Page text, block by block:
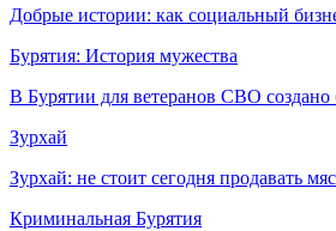
Добрые истории: как социальный
Бурятия: История мужества
В Бурятии для ветеранов СВО создано
Зурхай
Зурхай: не стоит сегодня продавать
Криминальная Бурятия